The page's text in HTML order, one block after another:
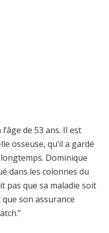
de 53 ans. Il est
osseuse, qu’il a gardé
Dominique
dans les colonnes du
pas que sa maladie soit
son assurance